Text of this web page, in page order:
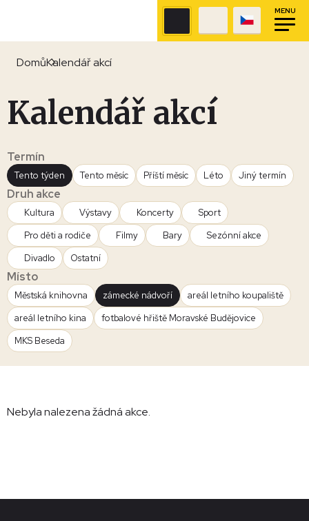
MENU
DomůKalendář akcí
Kalendář akcí
Termín
Tento týden Tento měsíc Příští měsíc Léto Jiný termín
Druh akce
Kultura Výstavy Koncerty
Sport
Pro děti a rodiče
Filmy Bary
Sezónní akce
Divadlo
Ostatní
Místo
Městská knihovna zámecké nádvoří
areál letního koupaliště
areál letního kina
fotbalové hřiště Moravské Budějovice
MKS Beseda
Nebyla nalezena žádná akce.